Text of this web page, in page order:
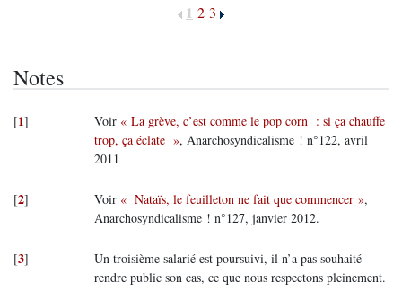
1 2 3
Notes
[1] Voir « La grève, c’est comme le pop corn : si ça chauffe
trop, ça éclate », Anarchosyndicalisme ! n°122, avril
2011
[2] Voir « Nataïs, le feuilleton ne fait que commencer »,
Anarchosyndicalisme ! n°127, janvier 2012.
[3]
Un troisième salarié est poursuivi, il n’a pas souhaité
rendre public son cas, ce que nous respectons pleinement.